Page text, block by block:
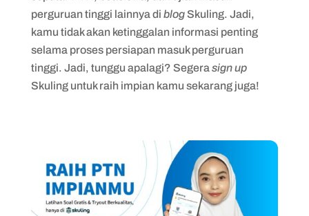
perguruan tinggi lainnya di blog Skuling. Jadi,
kamu tidak akan ketinggalan informasi penting
selama proses persiapan masuk perguruan
tinggi. Jadi, tunggu apalagi? Segera sign up
Skuling untuk raih impian kamu sekarang juga!